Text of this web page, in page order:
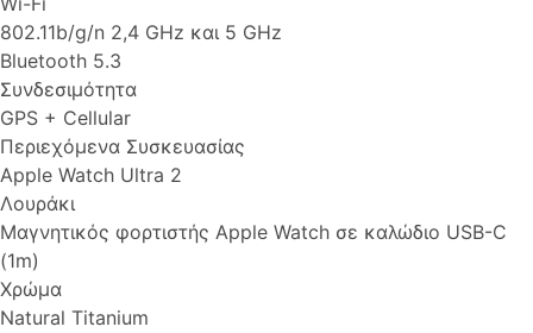
802.11b/g/n 2,4 GHz και 5 GHz
Bluetooth 5.3
Συνδεσιμότητα
GPS + Cellular
Περιεχόμενα Συσκευασίας
Apple Watch Ultra 2
Λουράκι
Μαγνητικός φορτιστής Apple Watch σε καλώδιο USB-C
(1m)
Χρώμα
Natural Titanium